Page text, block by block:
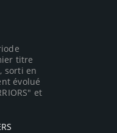
titre
sorti en
évolué
et